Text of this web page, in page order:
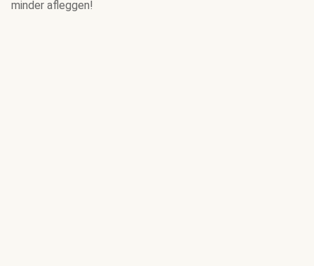
minder afleggen!